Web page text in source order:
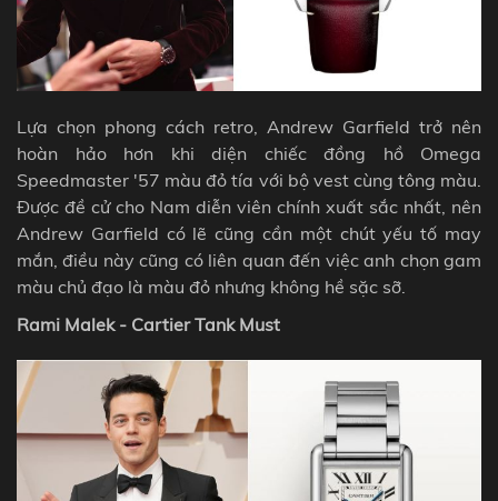
Lựa chọn phong cách retro, Andrew Garfield trở nên
hoàn hảo hơn khi diện chiếc đồng hồ Omega
Speedmaster '57 màu đỏ tía với bộ vest cùng tông màu.
Được đề cử cho Nam diễn viên chính xuất sắc nhất, nên
Andrew Garfield có lẽ cũng cần một chút yếu tố may
mắn, điều này cũng có liên quan đến việc anh chọn gam
màu chủ đạo là màu đỏ nhưng không hề sặc sỡ.
Rami Malek - Cartier Tank Must